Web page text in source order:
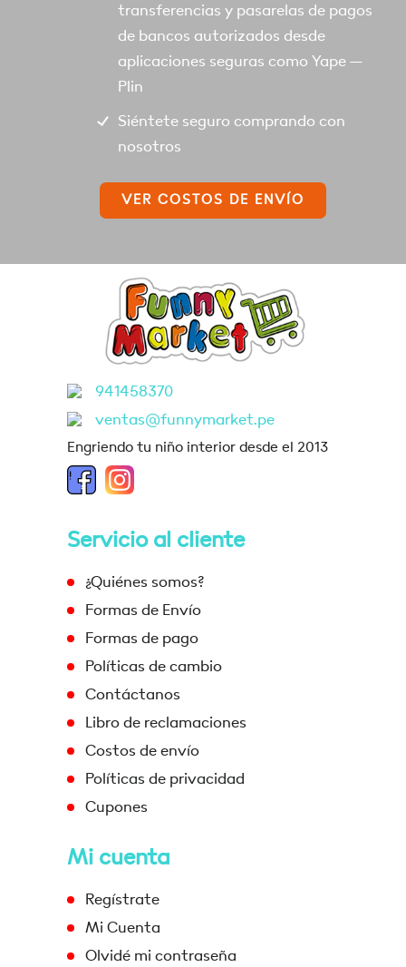
transferencias y pasarelas de pagos
de bancos autorizados desde
aplicaciones seguras como Yape –
Plin
Siéntete seguro comprando con
nosotros
VER COSTOS DE ENVÍO
941458370
ventas@funnymarket.pe
Engriendo tu niño interior desde el 2013
Servicio al cliente
¿Quiénes somos?
Formas de Envío
Formas de pago
Políticas de cambio
Contáctanos
Libro de reclamaciones
Costos de envío
Políticas de privacidad
Cupones
Mi cuenta
Regístrate
Mi Cuenta
Olvidé mi contraseña